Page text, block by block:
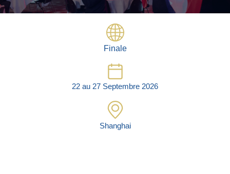
Finale
22 au 27 Septembre 2026
Shanghai
Photos
Contactez-nous
Suivez l’Équipe de France des métiers
Shanghai 2026
Questions fréquentes